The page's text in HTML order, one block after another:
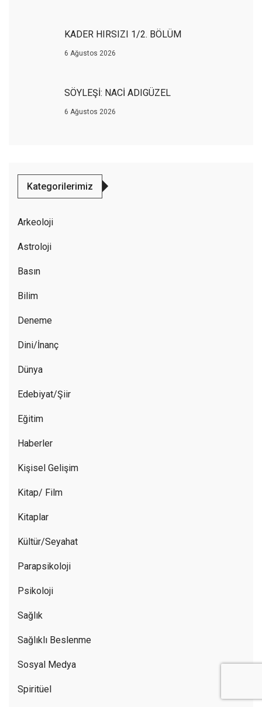
KADER HIRSIZI 1/2. BÖLÜM
6 Ağustos 2026
SÖYLEŞİ: NACİ ADIGÜZEL
6 Ağustos 2026
Kategorilerimiz
Arkeoloji
Astroloji
Basın
Bilim
Deneme
Dini/İnanç
Dünya
Edebiyat/Şiir
Eğitim
Haberler
Kişisel Gelişim
Kitap/ Film
Kitaplar
Kültür/Seyahat
Parapsikoloji
Psikoloji
Sağlık
Sağlıklı Beslenme
Sosyal Medya
Spiritüel